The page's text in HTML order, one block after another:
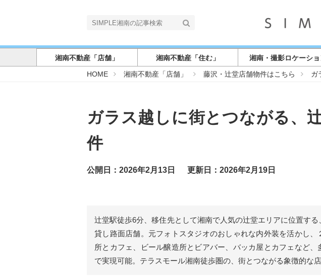
湘南不動産「店舗」 湘南不動産「住む」 湘南・撮影ロケーシ
HOMES
湘
南
湘南不動産「店舗」 藤沢・辻堂店舗物件はこちら ガ
ガラス越しに街とつながる、
件
公開日：2026年2月13日 更新日：2026年2月19日
辻堂駅徒歩6分、移住先として湘南で人気の辻堂エリアに位置す
貸し路面店舗。元フォトスタジオのおしゃれな内外装を活かし、
所とカフェ、ビール醸造所とビアバー、バッカ屋とカフェなど、
で実現可能。テラスモール湘南徒歩圏の、街とつながる象徴的な店